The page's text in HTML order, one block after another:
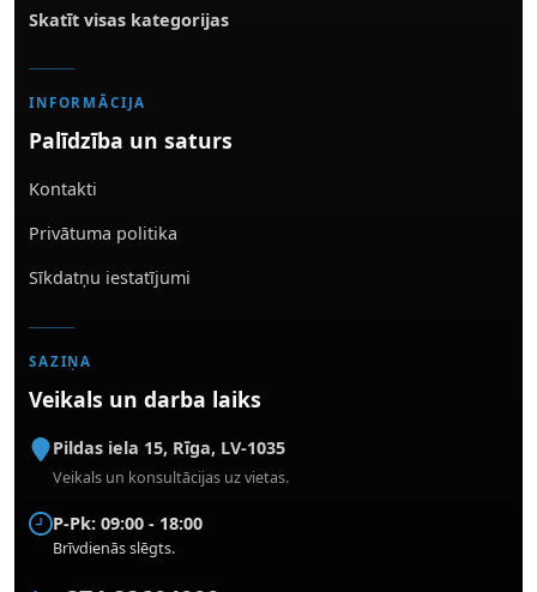
Skatīt visas kategorijas
INFORMĀCIJA
Palīdzība un saturs
Kontakti
Privātuma politika
Sīkdatņu iestatījumi
SAZIŅA
Veikals un darba laiks
Pildas iela 15, Rīga, LV-1035
Veikals un konsultācijas uz vietas.
P-Pk: 09:00 - 18:00
Brīvdienās slēgts.